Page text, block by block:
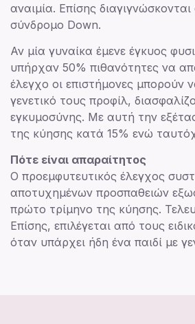
αναιμία. Επίσης
σύνδρομο Down.
Αν μία γυναίκα έμενε έγκυος
υπήρχαν 50% πιθανότητες να
έλεγχο οι επιστήμονες
γενετικό τους προφίλ,
εγκυμοσύνης. Με αυτή την
της κύησης κατά 15% ενώ
Πότε είναι απαραίτητος
Ο προεμφυτευτικός έλεγχος
αποτυχημένων προσπαθειών
πρώτο τρίμηνο της κύησης.
Επίσης, επιλέγεται από τους
όταν υπάρχει ήδη ένα παιδί με